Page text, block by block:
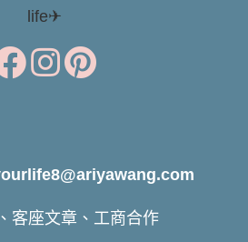
life✈
客座文章、工商合作